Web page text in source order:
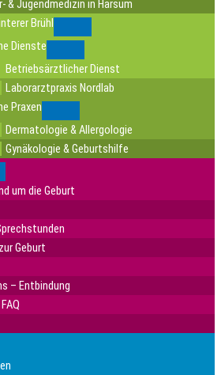
& Jugendmedizin in Harsum
Brühl
Dienste
Betriebsärztlicher Dienst
Laborarztpraxis Nordlab
Praxen
Dermatologie & Allergologie
Gynäkologie & Geburtshilfe
um die Geburt
Geburt
– Entbindung